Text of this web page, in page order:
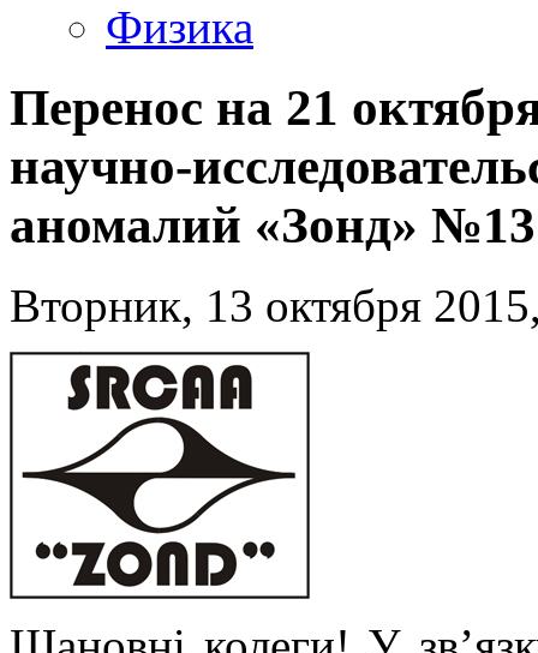
Физика
Перенос на 21
научно-
аномалий «Зонд»
Вторник, 13 октября